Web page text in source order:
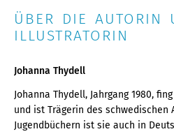
ÜBER DIE AUTORIN
ILLUSTRATORIN
Johanna Thydell
Johanna Thydell, Jahrgang 1980,
und ist Trägerin des schwedischen
Jugendbüchern ist sie auch in